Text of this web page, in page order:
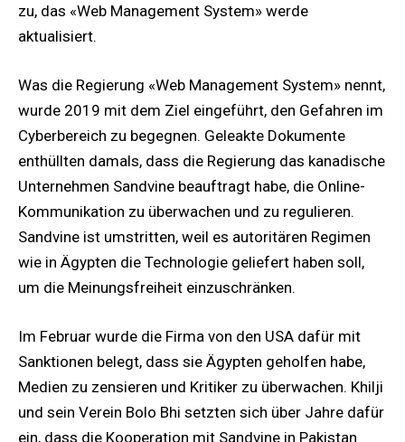
zu, das «Web Management System» werde
aktualisiert.
Was die Regierung «Web Management System» nennt,
wurde 2019 mit dem Ziel eingeführt, den Gefahren im
Cyberbereich zu begegnen. Geleakte Dokumente
enthüllten damals, dass die Regierung das kanadische
Unternehmen Sandvine beauftragt habe, die Online-
Kommunikation zu überwachen und zu regulieren.
Sandvine ist umstritten, weil es autoritären Regimen
wie in Ägypten die Technologie geliefert haben soll,
um die Meinungsfreiheit einzuschränken.
Im Februar wurde die Firma von den USA dafür mit
Sanktionen belegt, dass sie Ägypten geholfen habe,
Medien zu zensieren und Kritiker zu überwachen. Khilji
und sein Verein Bolo Bhi setzten sich über Jahre dafür
ein, dass die Kooperation mit Sandvine in Pakistan